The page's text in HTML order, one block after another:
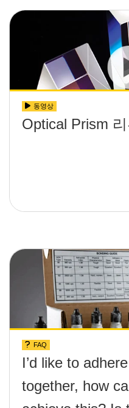
동영상
Optical Prism
FAQ
I’d like to
together, how